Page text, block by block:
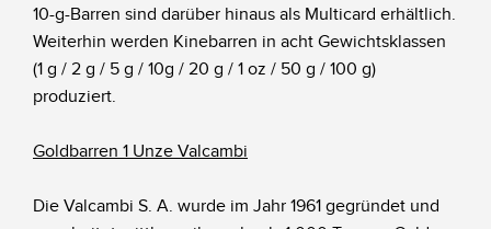
10-g-Barren sind darüber hinaus als Multicard erhältlich.
Weiterhin werden Kinebarren in acht Gewichtsklassen
(1 g / 2 g / 5 g / 10g / 20 g / 1 oz / 50 g / 100 g)
produziert.
Goldbarren 1 Unze Valcambi
Die Valcambi S. A. wurde im Jahr 1961 gegründet und